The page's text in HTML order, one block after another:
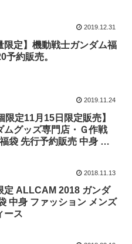
2019.12.31
限定】機動戦士ガンダム福
予約販売。
2019.11.24
限定11月15日限定販売】
ムグッズ専門店・Ｇ作戦
袋 先行予約販売 中身 ガ
2018.11.13
定 ALLCAM 2018 ガンダ
中身 ファッション メンズ
ース